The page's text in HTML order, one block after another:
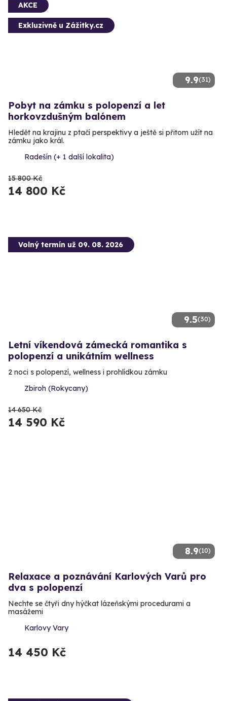
9.9(31)
AKCE
Exkluzivně u Zážitky.cz
Pobyt na zámku s polopenzí a let
horkovzdušným balónem
Hledět na krajinu z ptačí perspektivy a ještě si přitom užít na
zámku jako král.
Radešín (+ 1 další lokalita)
15 800 Kč
14 800 Kč
9.5(30)
Volný termín už 09. 08. 2026
Letní víkendová zámecká romantika s
polopenzí a unikátním wellness
2 noci s polopenzí, wellness i prohlídkou zámku
Zbiroh (Rokycany)
14 650 Kč
14 590 Kč
8.9(10)
Relaxace a poznávání Karlových Varů pro
dva s polopenzí
Nechte se čtyři dny hýčkat lázeňskými procedurami a
masážemi
Karlovy Vary
14 450 Kč